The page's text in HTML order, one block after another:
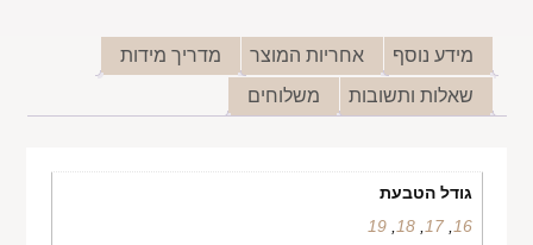
מידע נוסף אחריות המוצר
מדריך מידות
שאלות ותשובות
משלוחים
גודל הטבעת
16
,
17
,
18
,
19